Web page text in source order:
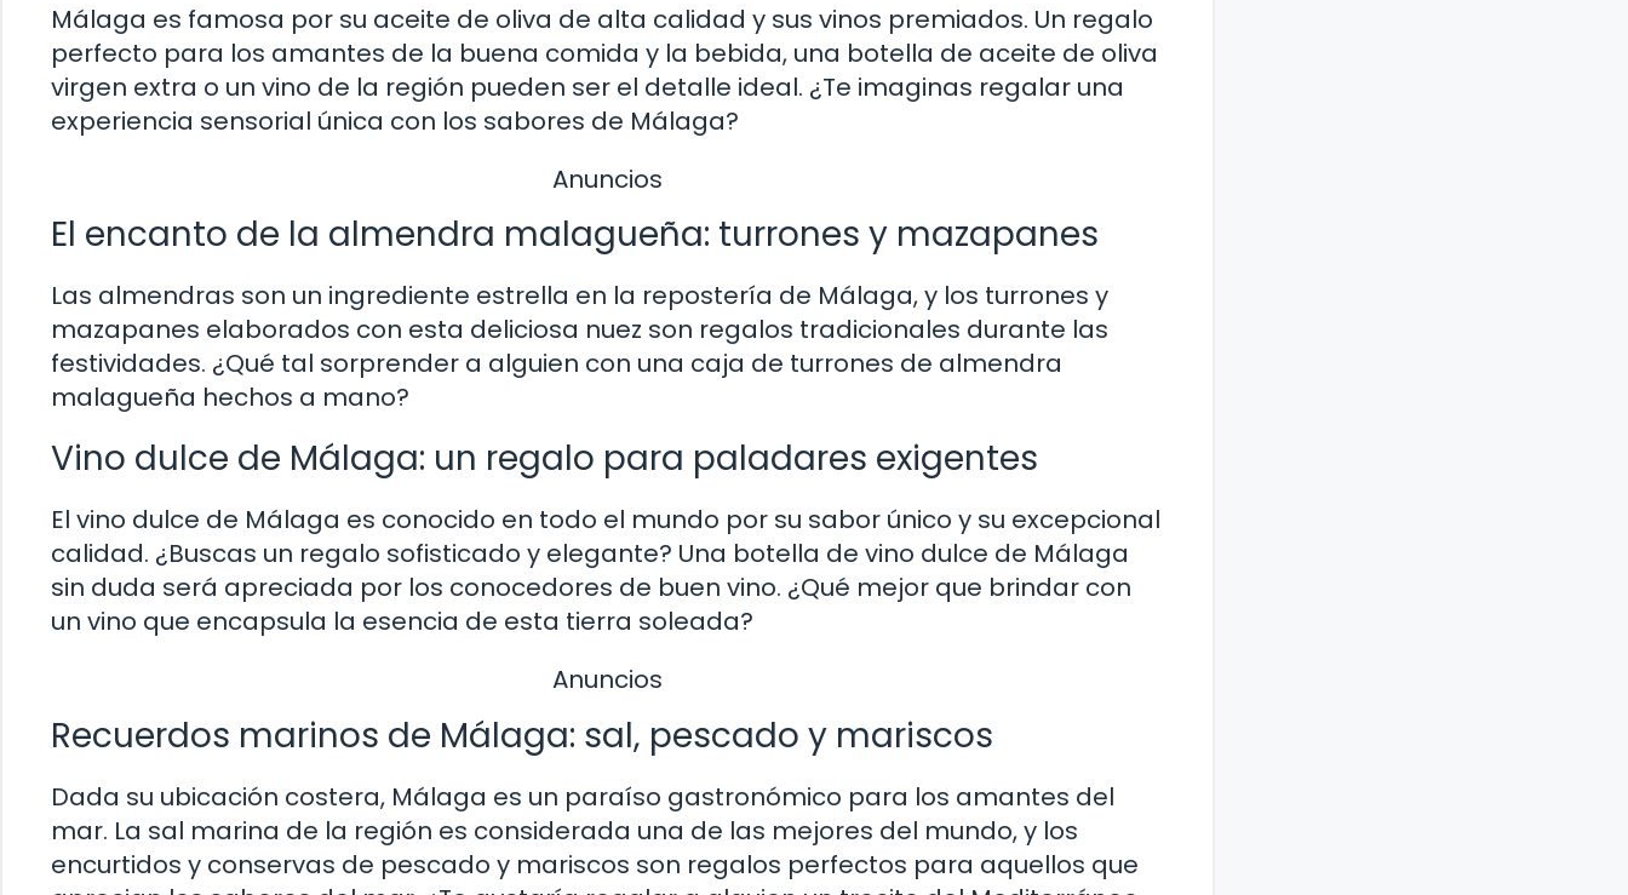
Málaga es famosa por su aceite de oliva de alta calidad y sus vinos premiados. Un regalo
perfecto para los amantes de la buena comida y la bebida, una botella de aceite de oliva
virgen extra o un vino de la región pueden ser el detalle ideal. ¿Te imaginas regalar una
experiencia sensorial única con los sabores de Málaga?
Anuncios
El encanto de la almendra malagueña: turrones y mazapanes
Las almendras son un ingrediente estrella en la repostería de Málaga, y los turrones y
mazapanes elaborados con esta deliciosa nuez son regalos tradicionales durante las
festividades. ¿Qué tal sorprender a alguien con una caja de turrones de almendra
malagueña hechos a mano?
Vino dulce de Málaga: un regalo para paladares exigentes
El vino dulce de Málaga es conocido en todo el mundo por su sabor único y su excepcional
calidad. ¿Buscas un regalo sofisticado y elegante? Una botella de vino dulce de Málaga
sin duda será apreciada por los conocedores de buen vino. ¿Qué mejor que brindar con
un vino que encapsula la esencia de esta tierra soleada?
Anuncios
Recuerdos marinos de Málaga: sal, pescado y mariscos
Dada su ubicación costera, Málaga es un paraíso gastronómico para los amantes del
mar. La sal marina de la región es considerada una de las mejores del mundo, y los
encurtidos y conservas de pescado y mariscos son regalos perfectos para aquellos que